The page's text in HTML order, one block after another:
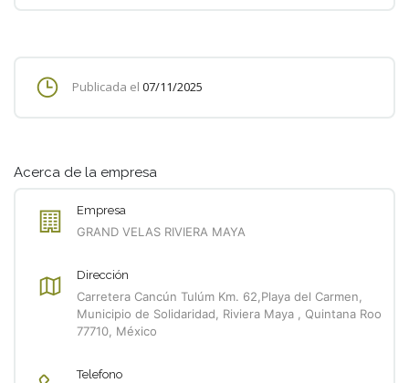
Publicada el 07/11/2025
Acerca de la empresa
Empresa
GRAND VELAS RIVIERA MAYA
Dirección
Carretera Cancún Tulúm Km. 62,Playa del Carmen,
Municipio de Solidaridad, Riviera Maya , Quintana Roo
77710, México
Telefono